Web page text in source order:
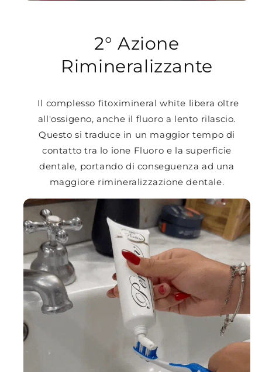
2° Azione
Rimineralizzante
Il complesso fitoximineral white libera oltre
all'ossigeno, anche il fluoro a lento rilascio.
Questo si traduce in un maggior tempo di
contatto tra lo ione Fluoro e la superficie
dentale, portando di conseguenza ad una
maggiore rimineralizzazione dentale.